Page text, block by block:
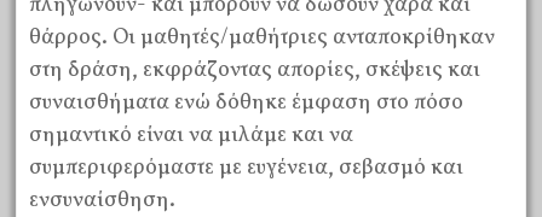
θάρρος. Οι μαθητές/μαθήτριες ανταποκρίθηκαν
στη δράση, εκφράζοντας απορίες, σκέψεις και
συναισθήματα ενώ δόθηκε έμφαση στο πόσο
σημαντικό είναι να μιλάμε και να
συμπεριφερόμαστε με ευγένεια, σεβασμό και
ενσυναίσθηση.